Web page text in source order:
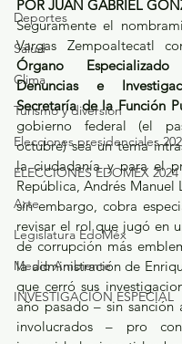
Deportes
Salud
Clima
Turismo y diversión
Elecciones presidenciales
ELECCIONES EDOMEX 2024
Arte
Legislatura EdoMéx
Medio Ambiente
INVESTIGACIÓN ESPECIAL
POR JUAN GABRIEL
Seguramente el
Órgano
Denuncias e
Secretaría de la Función
gobierno federal (el
octubre) sea un tema
la ciudadanía y para el
República, Andrés Manuel
sin embargo, cobra
revisar el rol que jugó en
de corrupción más
la administración de
que cerró sus
año pasado – sin sanción
involucrados – pro